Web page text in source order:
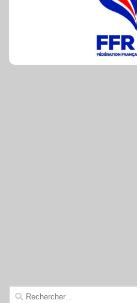
Rechercher :